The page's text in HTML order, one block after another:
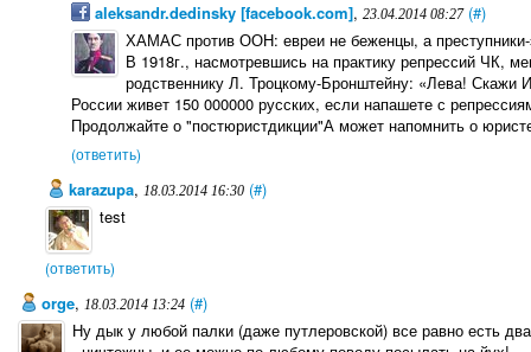
aleksandr.dedinsky [facebook.com],23.04.2014 08:27 (#)
ХАМАС против ООН: евреи не беженцы, а преступники-
В 1918г., насмотревшись на практику репрессий ЧК,
родственнику Л. Троцкому-Бронштейну: «Лева! Скажи
России живет 150 000000 русских, если напашете с
Продолжайте о "постюристдикции"А может напомнить о
(ответить)
karazupa, 18.03.2014 16:30 (#)
test
(ответить)
orge, 18.03.2014 13:24 (#)
Ну дык у любой палки (даже путлеровской) все равно есть